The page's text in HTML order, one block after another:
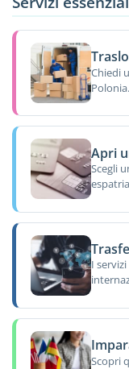
Chiedi
Polonia.
Apri
Scegli
I
Scopri